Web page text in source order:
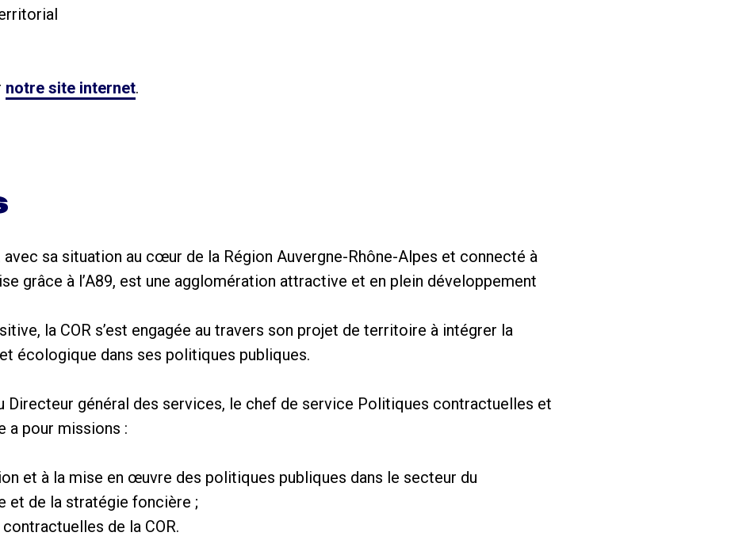
notre site internet.
avec sa situation au cœur de la Région Auvergne-Rhône-Alpes et connecté à
grâce à l’A89, est une agglomération attractive et en plein développement
la COR s’est engagée au travers son projet de territoire à intégrer la
écologique dans ses politiques publiques.
Directeur général des services, le chef de service Politiques contractuelles et
a pour missions :
et à la mise en œuvre des politiques publiques dans le secteur du
et de la stratégie foncière ;
de la COR.